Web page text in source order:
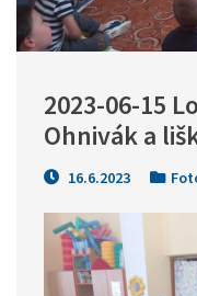
2023-06-15
Ohnivák a
16.6.2023